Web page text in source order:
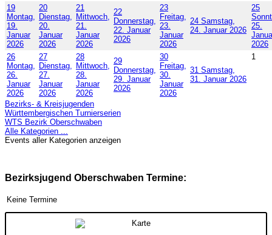
19
Montag,
19.
Januar
2026
20
Dienstag,
20.
Januar
2026
21
Mittwoch,
21.
Januar
2026
22
Donnerstag,
22. Januar
2026
23
Freitag,
23.
Januar
2026
24 Samstag,
24. Januar 2026
25
25.
2026
26
Montag,
26.
Januar
2026
27
Dienstag,
27.
Januar
2026
28
Mittwoch,
28.
Januar
2026
29
Donnerstag,
29. Januar
2026
30
Freitag,
30.
Januar
2026
31 Samstag,
31. Januar 2026
1
Bezirks- & Kreisjugenden
Württembergischen Turnierserien
WTS Bezirk Oberschwaben
Alle Kategorien ...
Events aller Kategorien anzeigen
Bezirksjugend Oberschwaben Termine:
Keine Termine